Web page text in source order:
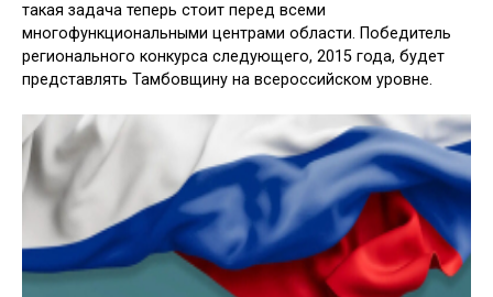
такая задача теперь стоит перед всеми
многофункциональными центрами области. Победитель
регионального конкурса следующего, 2015 года, будет
представлять Тамбовщину на всероссийском уровне.